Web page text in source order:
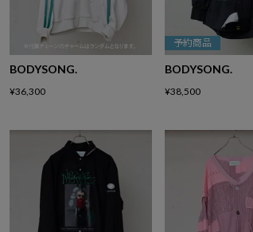
BODYSONG.
¥36,300
予約商品
BODYSONG.
¥38,500